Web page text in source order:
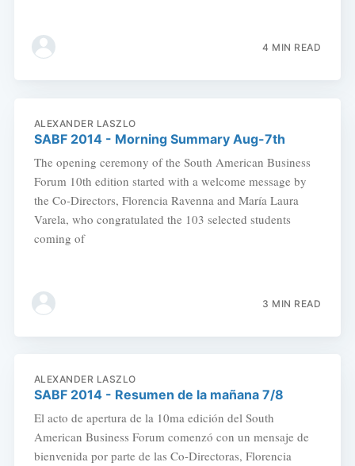
4 MIN READ
ALEXANDER LASZLO
SABF 2014 - Morning Summary Aug-7th
The opening ceremony of the South American Business
Forum 10th edition started with a welcome message by
the Co-Directors, Florencia Ravenna and María Laura
Varela, who congratulated the 103 selected students
coming of
3 MIN READ
ALEXANDER LASZLO
SABF 2014 - Resumen de la mañana 7/8
El acto de apertura de la 10ma edición del South
American Business Forum comenzó con un mensaje de
bienvenida por parte de las Co-Directoras, Florencia